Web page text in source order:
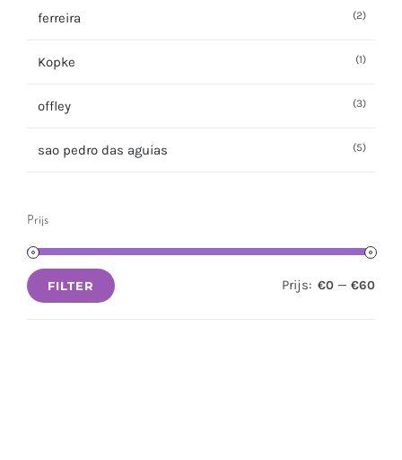
ferreira (2)
Kopke (1)
offley (3)
sao pedro das aguias (5)
Prijs
Min.
Max.
FILTER Prijs: €0 — €60